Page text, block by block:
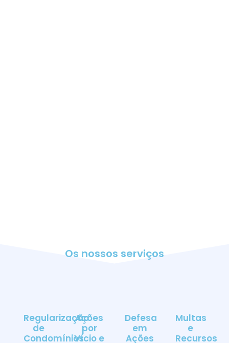
Os nossos serviços
Regularização
de
Condomínios
Ações
por
Vício e
Defesa
em
Ações
Multas
e
Recursos